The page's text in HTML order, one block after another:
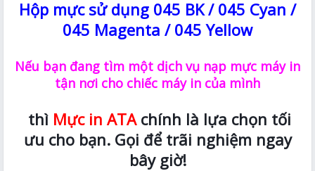
Hộp mực sử dụng 045 BK / 045 Cyan /
045 Magenta / 045 Yellow
Nếu bạn đang tìm một dịch vụ nạp mực máy in
tận nơi cho chiếc máy in của mình
thì Mực in ATAchính là lựa chọn tối
ưu cho bạn. Gọi để trãi nghiệm ngay
bây giờ!